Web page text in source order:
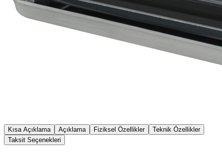
Kısa Açıklama Açıklama Fiziksel Özellikler
Teknik Özellikler
Taksit Seçenekleri